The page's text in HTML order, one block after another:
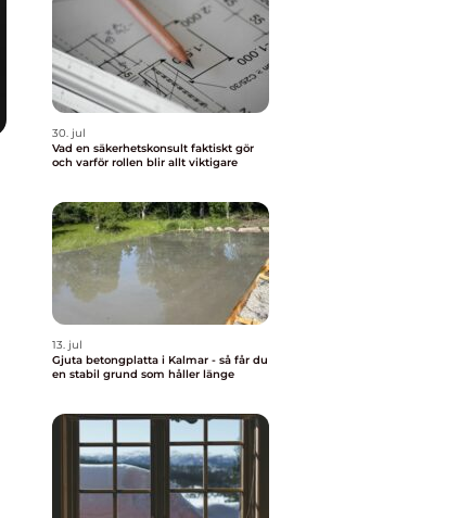
30. jul
Vad en säkerhetskonsult faktiskt gör
och varför rollen blir allt viktigare
13. jul
Gjuta betongplatta i Kalmar - så får du
en stabil grund som håller länge